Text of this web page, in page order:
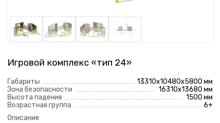
Игровой комплекс «тип 24»
Габариты
13310х10480х5800 мм
Зона безопасности
16310х13680 мм
Высота падения
1500 мм
Возрастная группа
6+
Описание
Отправить
Нажимая на кнопку, вы даете согласие на